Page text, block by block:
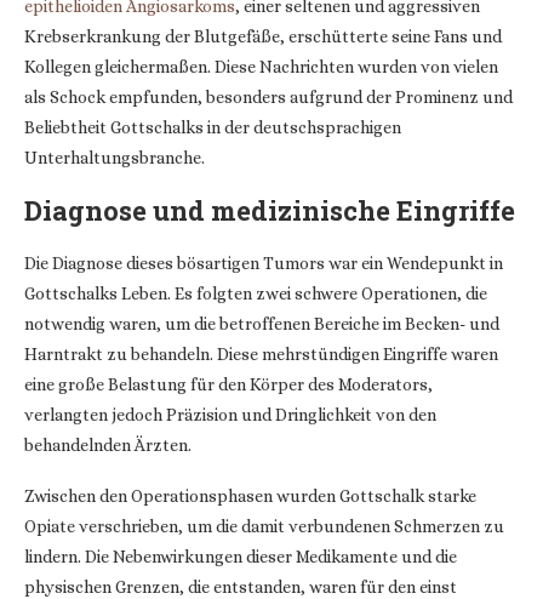
epithelioiden Angiosarkoms, einer seltenen und aggressiven
Krebserkrankung der Blutgefäße, erschütterte seine Fans und
Kollegen gleichermaßen. Diese Nachrichten wurden von vielen
als Schock empfunden, besonders aufgrund der Prominenz und
Beliebtheit Gottschalks in der deutschsprachigen
Unterhaltungsbranche.
Diagnose und medizinische Eingriffe
Die Diagnose dieses bösartigen Tumors war ein Wendepunkt in
Gottschalks Leben. Es folgten zwei schwere Operationen, die
notwendig waren, um die betroffenen Bereiche im Becken- und
Harntrakt zu behandeln. Diese mehrstündigen Eingriffe waren
eine große Belastung für den Körper des Moderators,
verlangten jedoch Präzision und Dringlichkeit von den
behandelnden Ärzten.
Zwischen den Operationsphasen wurden Gottschalk starke
Opiate verschrieben, um die damit verbundenen Schmerzen zu
lindern. Die Nebenwirkungen dieser Medikamente und die
physischen Grenzen, die entstanden, waren für den einst